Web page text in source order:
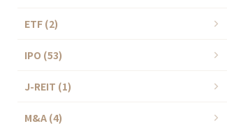
ETF (2)
IPO (53)
J-REIT (1)
M&A (4)